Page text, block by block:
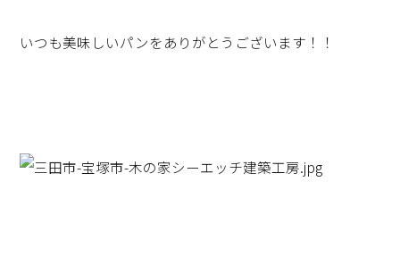
いつも美味しいパンをありがとうございます！！